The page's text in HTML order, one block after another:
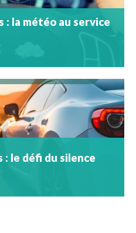
la météo au service
le défi du silence